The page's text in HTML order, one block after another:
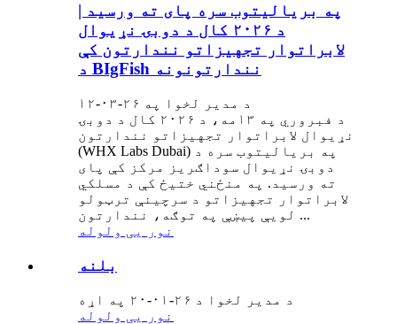
په بریالیتوب سره پای ته ورسید |
د ۲۰۲۶ کال د دوبۍ نړیوال
لابراتوار تجهیزاتو نندارتون کې
د BIgFish نندارتونونه
د مدیر لخوا په ۲۶-۰۳-۱۲
د فبروري په ۱۳مه، د ۲۰۲۶ کال د دوبۍ
نړیوال لابراتوار تجهیزاتو نندارتون
(WHX Labs Dubai) په بریالیتوب سره د
دوبۍ نړیوال سوداګریز مرکز کې پای
ته ورسید. په منځني ختیځ کې د مسلکي
لابراتوار تجهیزاتو د سرچینې ترټولو
لویې پیښې په توګه، نندارتون ...
نور یی ولوله
بلنه
د مدیر لخوا د ۲۶-۰۱-۲۰ په اړه
نور یی ولوله